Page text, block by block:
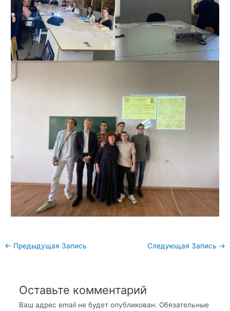
Навигация
← Предыдущая Запись Следующая Запись →
Оставьте комментарий
Ваш адрес email не будет опубликован. Обязательные